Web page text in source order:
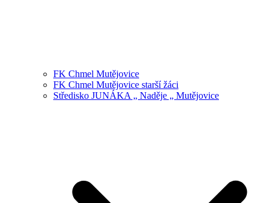
FK Chmel Mutějovice
FK Chmel Mutějovice starší žáci
Středisko JUNÁKA „ Naděje „ Mutějovice